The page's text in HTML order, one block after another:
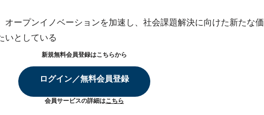
オープンイノベーションを加速し、社会課題解決に向けた新たな価
いとしている
新規無料会員登録はこちらから
ログイン／無料会員登録
会員サービスの詳細はこちら